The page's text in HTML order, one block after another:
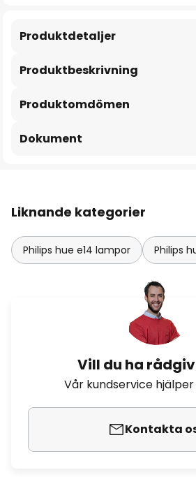
Produktbeskrivning
Produktdetaljer
Produktomdömen
Dokument
Liknande kategorier
Philips hue e14 lampor Philips
Vill du ha
Vår kundservice
Kontakta